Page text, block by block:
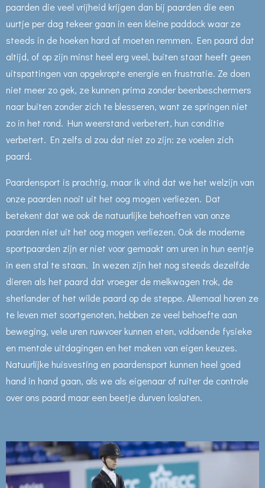
paarden die veel vrijheid krijgen dan bij paarden die een
uurtje per dag tekeer gaan in een kleine paddock waar ze
steeds in de hoeken hard af moeten remmen. Een paard dat
altijd, of op zijn minst heel erg veel, buiten staat heeft geen
uitspattingen van opgekropte energie en frustratie. Ze doen
niet meer zo gek, ze kunnen prima zonder beenbeschermers
naar buiten zonder zich te blesseren, want ze springen niet
zo in het rond. Hun weerstand verbetert, hun conditie
verbetert. En zelfs al zou dat niet zo zijn: ze voelen zich
paard.
Paardensport is prachtig, maar ik vind dat we het welzijn van
onze paarden nooit uit het oog mogen verliezen. Dat
betekent dat we ook de natuurlijke behoeften van onze
paarden niet uit het oog mogen verliezen. Ook de moderne
sportpaarden zijn er niet voor gemaakt om uren in hun eentje
in een stal te staan. In wezen zijn het nog steeds dezelfde
dieren als het paard dat vroeger de melkwagen trok, de
shetlander of het wilde paard op de steppe. Allemaal horen ze
te leven met soortgenoten, hebben ze veel behoefte aan
beweging, vele uren ruwvoer kunnen eten, voldoende fysieke
en mentale uitdagingen en het maken van eigen keuzes.
Natuurlijke huisvesting en paardensport kunnen heel goed
hand in hand gaan, als we als eigenaar of ruiter de controle
over ons paard maar een beetje durven loslaten.